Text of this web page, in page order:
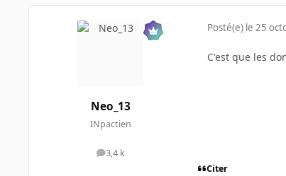
Neo_13
INpactien
3,4 k
messages
Posté(e) le 25
C'est que les
Citer